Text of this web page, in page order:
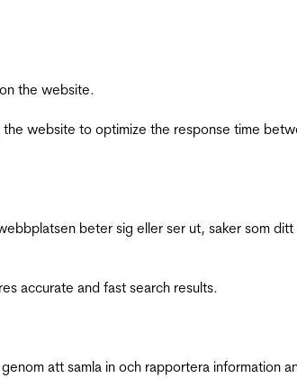
the website.
website to optimize the response time
beter sig eller ser ut, saker som
accurate and fast search results.
att samla in och rapportera information